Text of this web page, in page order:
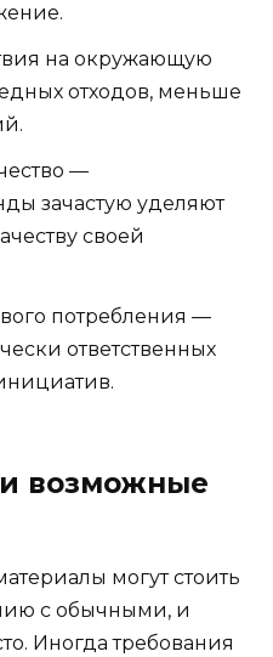
на окружающую
отходов, меньше
—
зачастую уделяют
своей
потребления —
ответственных
возможные
могут стоить
с обычными, и
Иногда требования